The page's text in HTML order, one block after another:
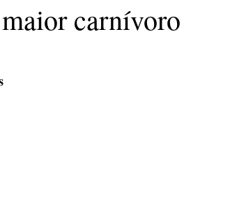
carnívoro